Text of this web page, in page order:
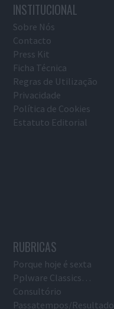
INSTITUCIONAL
Sobre Nós
Contacto
Press Kit
Ficha Técnica
Regras de Utilização
Privacidade
Política de Cookies
Estatuto Editorial
RUBRICAS
Porque hoje é sexta
Pplware Classics…
Consultório
Passatempos/